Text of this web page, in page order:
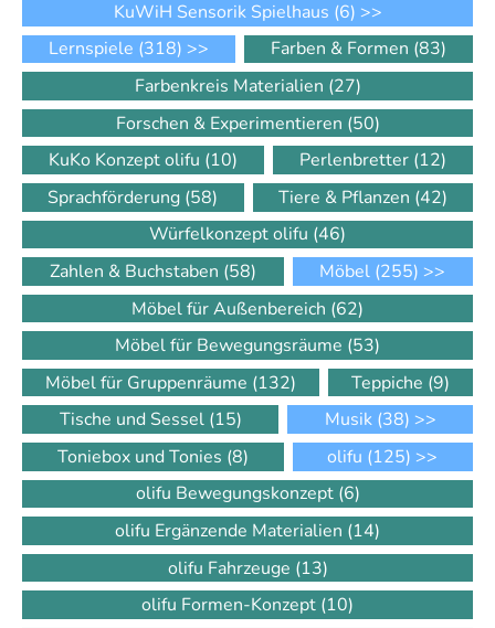
KuWiH Sensorik Spielhaus (6) >>
Lernspiele (318) >> Farben & Formen (83)
Farbenkreis Materialien (27)
Forschen & Experimentieren (50)
KuKo Konzept olifu (10) Perlenbretter (12)
Sprachförderung (58) Tiere & Pflanzen (42)
Würfelkonzept olifu (46)
Zahlen & Buchstaben (58) Möbel (255) >>
Möbel für Außenbereich (62)
Möbel für Bewegungsräume (53)
Möbel für Gruppenräume (132) Teppiche (9)
Tische und Sessel (15) Musik (38) >>
Toniebox und Tonies (8) olifu (125) >>
olifu Bewegungskonzept (6)
olifu Ergänzende Materialien (14)
olifu Fahrzeuge (13)
olifu Formen-Konzept (10)